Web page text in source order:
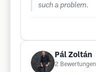
such a problem.
Pál Zoltán
2 Bewertungen